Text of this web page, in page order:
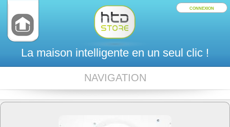
La maison intelligente en un seul clic !
CONNEXION
NAVIGATION